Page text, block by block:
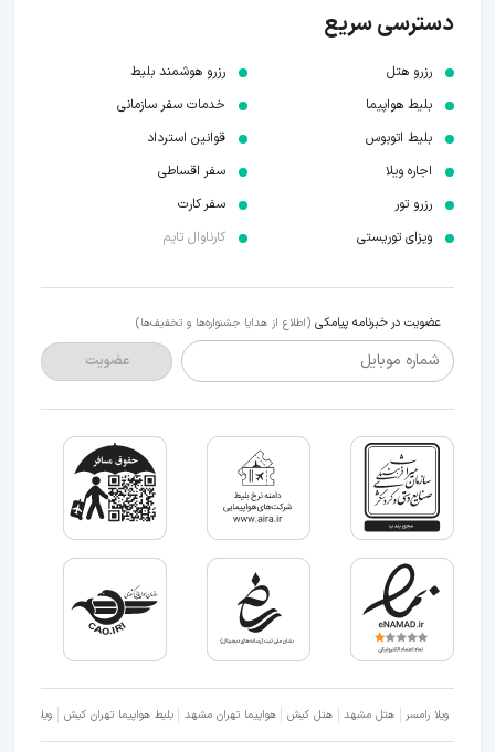
دسترسی سریع
رزرو هتل
بلیط هواپیما
بلیط اتوبوس
اجاره ویلا
رزرو تور
ویزای توریستی
رزرو هوشمند بلیط
خدمات سفر سازمانی
قوانین استرداد
سفر اقساطی
سفر کارت
کارناوال تایم
عضویت در خبرنامه پیامکی (اطلاع از هدایا جشنواره‌ها و تخفیف‌ها)
شماره موبایل عضویت
ویلا رامسر هتل مشهد هتل کیش هواپیما تهران مشهد بلیط هواپیما تهران کیش ویلا شمال